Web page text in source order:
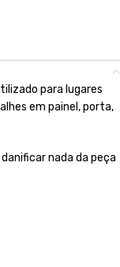
para lugares
em painel, porta,
nada da peça